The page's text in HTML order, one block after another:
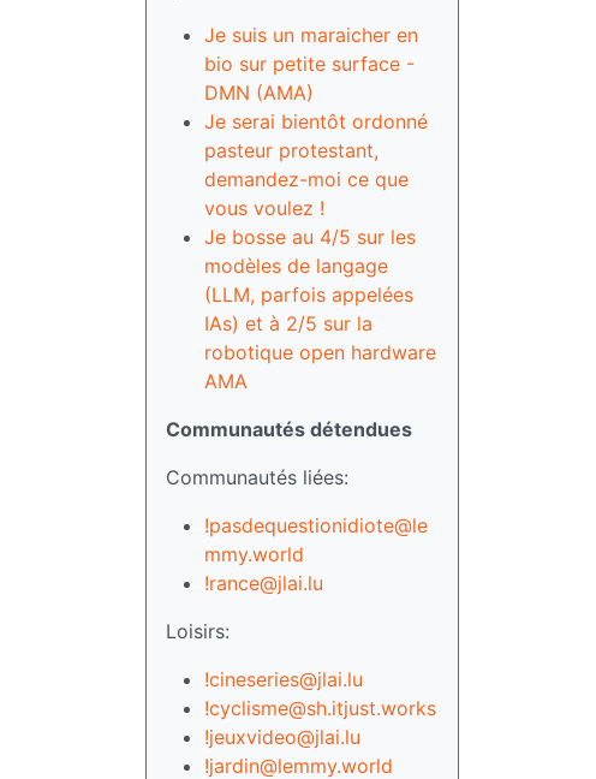
Je suis un maraicher en
bio sur petite surface -
DMN (AMA)
Je serai bientôt ordonné
pasteur protestant,
demandez-moi ce que
vous voulez !
Je bosse au 4/5 sur les
modèles de langage
(LLM, parfois appelées
IAs) et à 2/5 sur la
robotique open hardware
AMA
Communautés détendues
Communautés liées:
!pasdequestionidiote@le
mmy.world
!rance@jlai.lu
Loisirs:
!cineseries@jlai.lu
!cyclisme@sh.itjust.works
!jeuxvideo@jlai.lu
!jardin@lemmy.world